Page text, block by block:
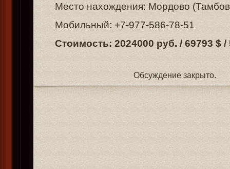
Место нахождения: Мордово
Мобильный: +7-977-586-78-51
Стоимость: 2024000 руб. / 69793 $ /
Обсуждение закрыто.